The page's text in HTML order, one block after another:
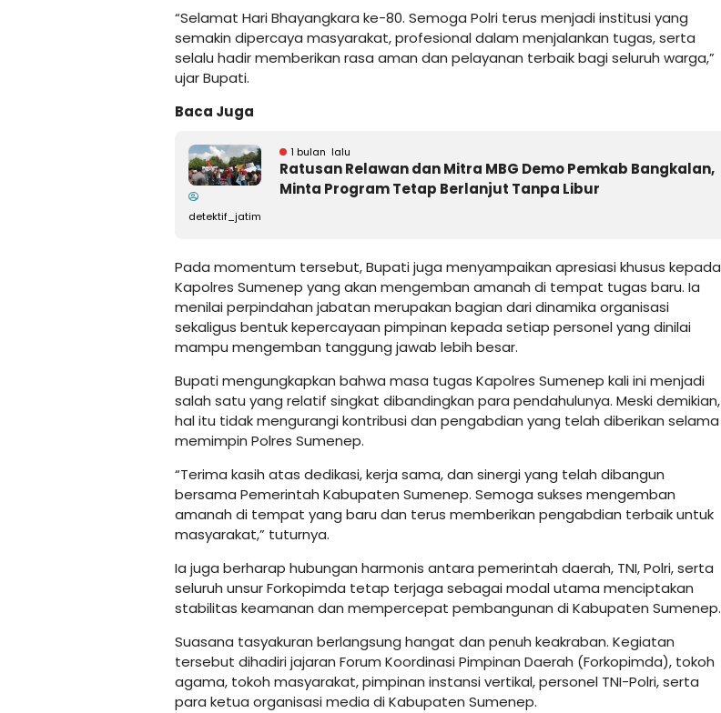
“Selamat Hari Bhayangkara ke-80. Semoga Polri terus menjadi institusi yang
semakin dipercaya masyarakat, profesional dalam menjalankan tugas, serta
selalu hadir memberikan rasa aman dan pelayanan terbaik bagi seluruh warga,”
ujar Bupati.
Baca Juga
1 bulan lalu
Ratusan Relawan dan Mitra MBG Demo Pemkab Bangkalan,
Minta Program Tetap Berlanjut Tanpa Libur
detektif_jatim
Pada momentum tersebut, Bupati juga menyampaikan apresiasi khusus kepada
Kapolres Sumenep yang akan mengemban amanah di tempat tugas baru. Ia
menilai perpindahan jabatan merupakan bagian dari dinamika organisasi
sekaligus bentuk kepercayaan pimpinan kepada setiap personel yang dinilai
mampu mengemban tanggung jawab lebih besar.
Bupati mengungkapkan bahwa masa tugas Kapolres Sumenep kali ini menjadi
salah satu yang relatif singkat dibandingkan para pendahulunya. Meski demikian,
hal itu tidak mengurangi kontribusi dan pengabdian yang telah diberikan selama
memimpin Polres Sumenep.
“Terima kasih atas dedikasi, kerja sama, dan sinergi yang telah dibangun
bersama Pemerintah Kabupaten Sumenep. Semoga sukses mengemban
amanah di tempat yang baru dan terus memberikan pengabdian terbaik untuk
masyarakat,” tuturnya.
Ia juga berharap hubungan harmonis antara pemerintah daerah, TNI, Polri, serta
seluruh unsur Forkopimda tetap terjaga sebagai modal utama menciptakan
stabilitas keamanan dan mempercepat pembangunan di Kabupaten Sumenep.
Suasana tasyakuran berlangsung hangat dan penuh keakraban. Kegiatan
tersebut dihadiri jajaran Forum Koordinasi Pimpinan Daerah (Forkopimda), tokoh
agama, tokoh masyarakat, pimpinan instansi vertikal, personel TNI-Polri, serta
para ketua organisasi media di Kabupaten Sumenep.